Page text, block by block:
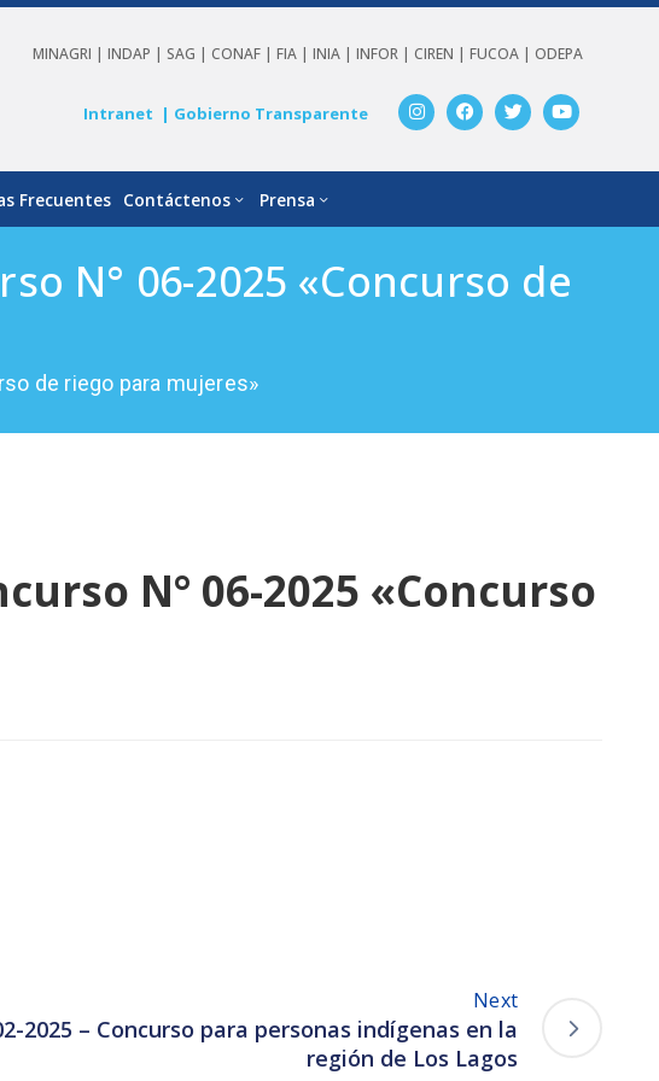
MINAGRI |INDAP | SAG | CONAF |FIA |INIA |INFOR | CIREN |FUCOA | ODEPA
Intranet | Gobierno Transparente
Frecuentes Contáctenos Prensa
N° 06-2025 «Concurso de
de riego para mujeres»
N° 06-2025 «Concurso
Next
2025 – Concurso para personas indígenas en la
región de Los Lagos